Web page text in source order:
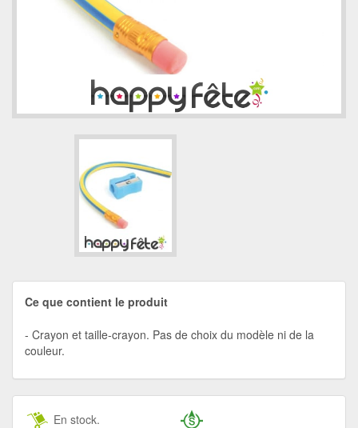
Ce que contient le produit
Crayon et taille-crayon. Pas de choix du modèle ni de la
couleur.
En stock.